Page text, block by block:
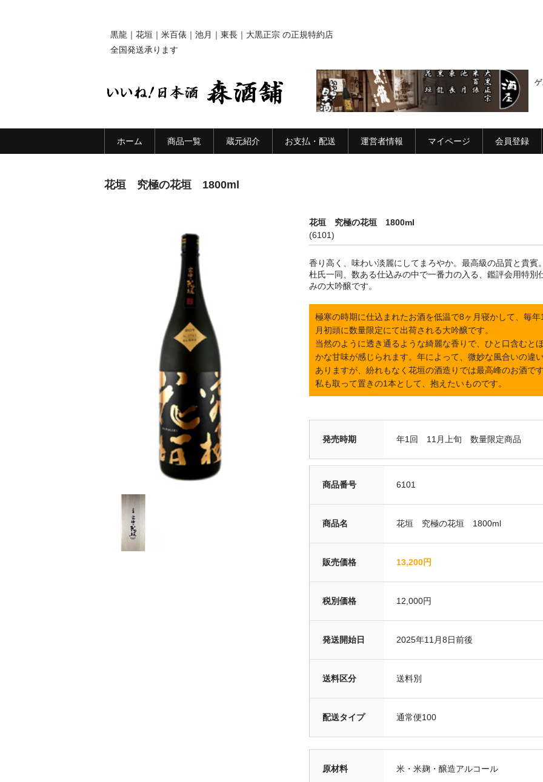
黒龍｜花垣｜米百俵｜池月｜東長｜大黒正宗 の正規特約店
全国発送承ります
ホーム 商品一覧 蔵元紹介 お支払・配送 運営者情報 マイページ 会員登録
花垣 究極の花垣 1800ml
花垣 究極の花垣 1800ml
(6101)
香り高く、味わい淡麗にしてまろやか。最高級の品質と貴賓
杜氏一同、数ある仕込みの中で一番力の入る、鑑評会用特別
みの大吟醸です。
極寒の時期に仕込まれたお酒を低温で8ヶ月寝かして、毎年
月初頭に数量限定にて出荷される大吟醸です。
当然のように透き通るような綺麗な香りで、ひと口含むと
かな甘味が感じられます。年によって、微妙な風合いの違
ありますが、紛れもなく花垣の酒造りでは最高峰のお酒で
私も取って置きの1本として、抱えたいものです。
発売時期 年1回 11月上旬 数量限定商品
商品番号 6101
商品名 花垣 究極の花垣 1800ml
販売価格 13,200円
税別価格 12,000円
発送開始日 2025年11月8日前後
送料区分 送料別
配送タイプ 通常便100
原材料 米・米麹・醸造アルコール